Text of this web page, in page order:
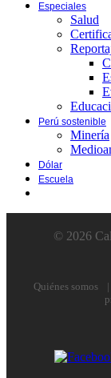
Especiales
Salud
Perú sostenible
Minería
Dólar
Escuela
© 2026
Quiénes somos |